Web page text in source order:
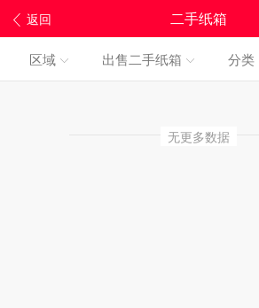
返回 二手纸箱
区域 出售二手纸箱 分类
无更多数据